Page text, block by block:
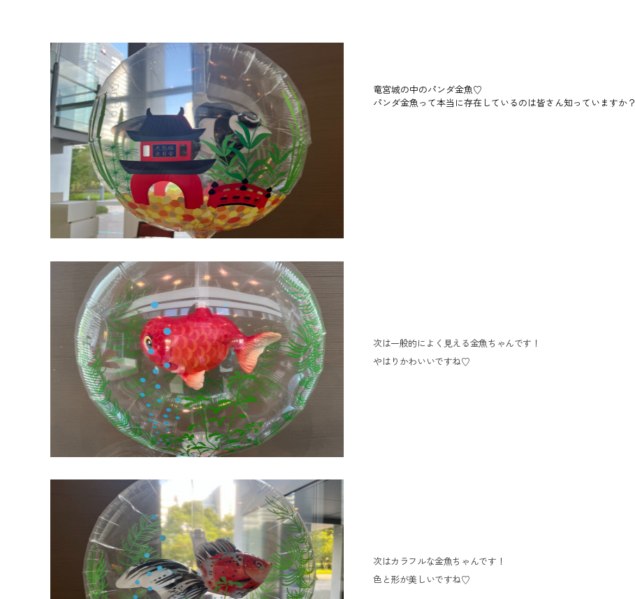
竜宮城の中のパンダ金魚♡
パンダ金魚って本当に存在しているのは皆さん知っていますか？
次は一般的によく見える金魚ちゃんです！
やはりかわいいですね♡
次はカラフルな金魚ちゃんです！
色と形が美しいですね♡